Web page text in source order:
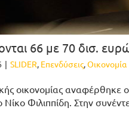
66 με 70 δισ.
| SLIDER, Επενδύσεις,Οικονομία
οικονομίας αναφέρθηκε
Φιλιππίδη. Στην